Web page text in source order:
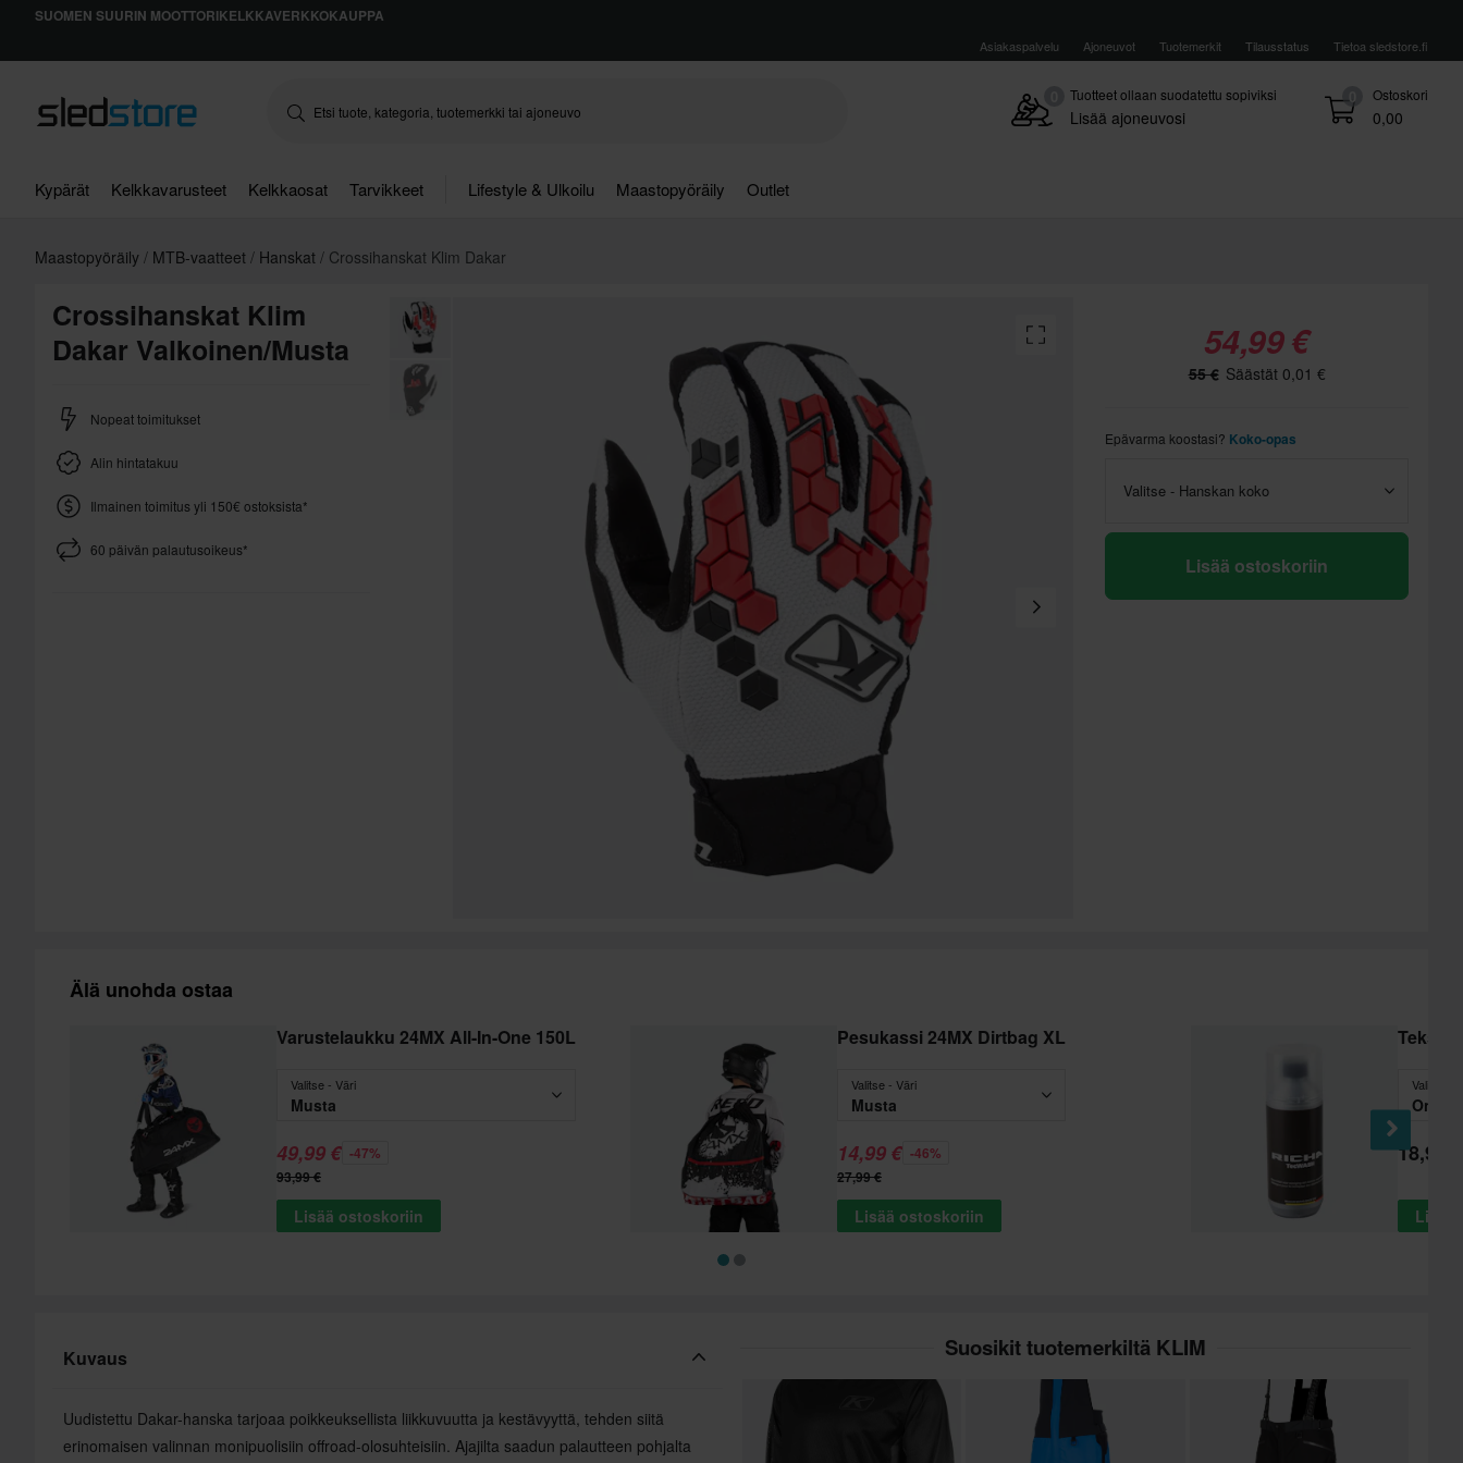
SUOMEN SUURIN MOOTTORIKELKKAVERKKOKAUPPA
Asiakaspalvelu Ajoneuvot Tuotemerkit Tilausstatus Tietoa sledstore.fi
0 Ostoskori
0,00
Tuotteet ollaan suodatettu sopiviksi
Lisää ajoneuvosi
Kypärät Kelkkavarusteet Kelkkaosat Tarvikkeet Lifestyle & Ulkoilu Maastopyöräily Outlet
Maastopyöräily MTB-vaatteet Hanskat Crossihanskat Klim Dakar
Crossihanskat Klim
Dakar Valkoinen/Musta
Nopeat toimitukset
Alin hintatakuu
Ilmainen toimitus yli 150€ ostoksista*
60 päivän palautusoikeus*
54,99 €
55 € Säästät 0,01 €
Epävarma koostasi? Koko-opas
Valitse - Hanskan koko
Lisää ostoskoriin
Älä unohda ostaa
Varustelaukku 24MX All-In-One 150L
Valitse - Väri
Musta
49,99 € -47%
93,99 €
Lisää ostoskoriin
Pesukassi 24MX Dirtbag XL
Valitse - Väri
Musta
14,99 € -46%
27,99 €
Lisää ostoskoriin
Valitse
One
18,99 €
Lisää
Kuvaus
Uudistettu Dakar-hanska tarjoaa poikkeuksellista liikkuvuutta ja kestävyyttä, tehden siitä
erinomaisen valinnan monipuolisiin offroad-olosuhteisiin. Ajajilta saadun palautteen pohjalta
Suosikit tuotemerkiltä KLIM